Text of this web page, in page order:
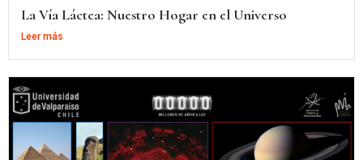
La Vía Láctea: Nuestro Hogar en el Universo
Leer más